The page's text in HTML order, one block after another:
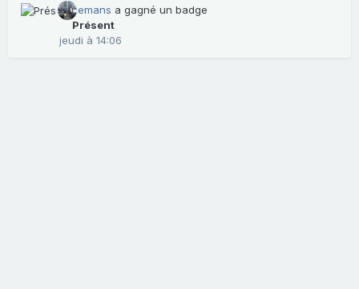
Lemans a gagné un badge
Présent
jeudi à 14:06